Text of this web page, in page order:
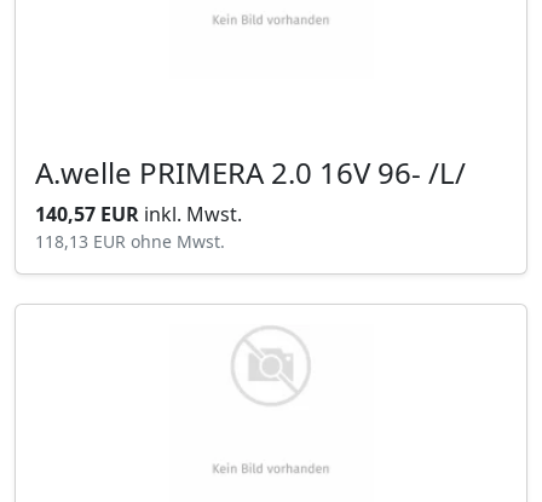
A.welle PRIMERA 2.0 16V 96- /L/
140,57 EUR inkl. Mwst.
118,13 EUR ohne Mwst.